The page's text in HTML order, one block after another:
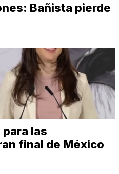
Bañista pierde
las
final de México